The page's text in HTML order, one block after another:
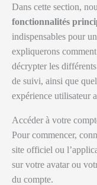
Dans cette section,
fonctionnalités
indispensables pour
expliquerons
décrypter les
de suivi, ainsi que
expérience utilisateur
Accéder à votre
Pour commencer,
site officiel ou
sur votre avatar ou
du compte.